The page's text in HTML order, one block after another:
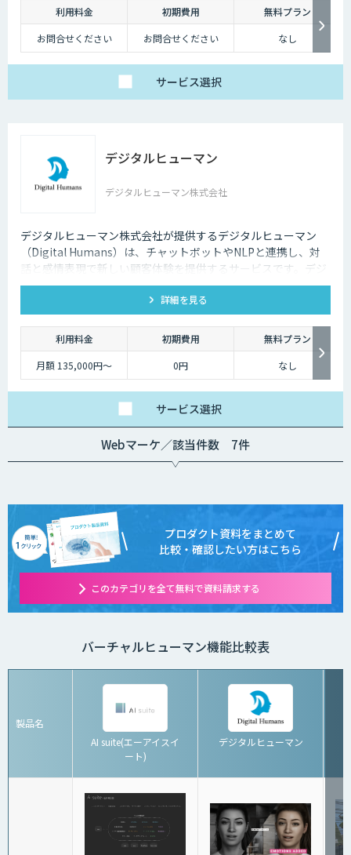
利用料金 初期費用
無料プラン
お問合せください
お問合せください なし
サービス選択
デジタルヒューマン
デジタルヒューマン株式会社
デジタルヒューマン株式会社が提供するデジタルヒューマン
（Digital Humans）は、チャットボットやNLPと連携し、対
話と感情表現で新しい顧客体験を提供するサービスです。デジ
タル従業員として、直感的で、インパクトがあり、競争力があ
るサービス創造と顧客体験が提供できます。
詳細を見る
利用料金 初期費用
無料プラン
月額 135,000円〜
0円 なし
サービス選択
Webマーケ／該当件数 7件
プロダクト資料をまとめて
比較・確認したい方はこちら
このカテゴリを全て無料で資料請求する
バーチャルヒューマン機能比較表
製品名
AI suite(エーアイスイ
ート)
デジタルヒューマン